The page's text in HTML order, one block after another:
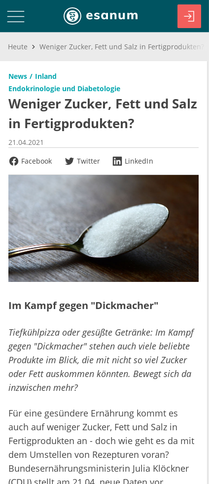
Heute Weniger Zucker, Fett und Salz in Fertigprodukten?
News
Inland
Endokrinologie und Diabetologie
Weniger Zucker, Fett und Salz
in Fertigprodukten?
21.04.2021
Facebook
Twitter LinkedIn
Im Kampf gegen "Dickmacher"
Tiefkühlpizza oder gesüßte Getränke: Im Kampf
gegen "Dickmacher" stehen auch viele beliebte
Produkte im Blick, die mit nicht so viel Zucker
oder Fett auskommen könnten. Bewegt sich da
inzwischen mehr?
Für eine gesündere Ernährung kommt es
auch auf weniger Zucker, Fett und Salz in
Fertigprodukten an - doch wie geht es da mit
dem Umstellen von Rezepturen voran?
Bundesernährungsministerin Julia Klöckner